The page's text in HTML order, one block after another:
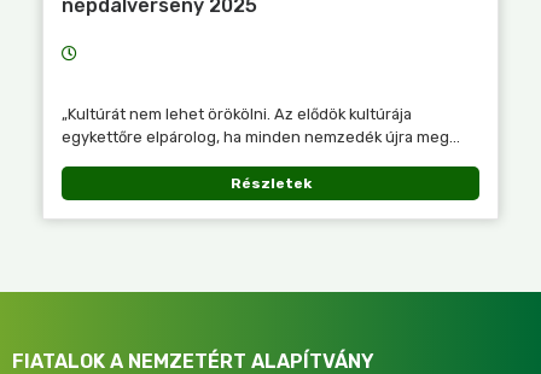
népdalverseny 2025
„Kultúrát nem lehet örökölni. Az elődök kultúrája
egykettőre elpárolog, ha minden nemzedék újra meg...
Részletek
FIATALOK A NEMZETÉRT ALAPÍTVÁNY